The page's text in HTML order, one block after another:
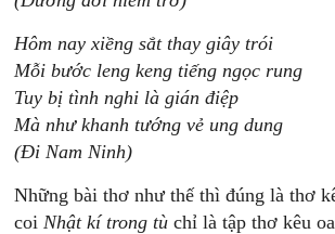
Hôm nay xiềng sắt thay giây trói
Mỗi bước leng keng tiếng ngọc rung
Tuy bị tình nghi là gián điệp
Mà như khanh tướng vẻ ung dung
(Đi Nam Ninh)
Những bài thơ như thế thì đúng là thơ
coiNhật kí trong tù chỉ là tập thơ kêu